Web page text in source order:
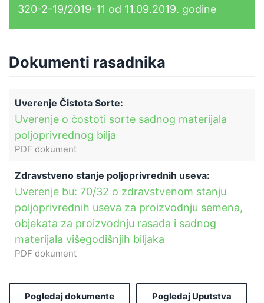
320-2-19/2019-11 od 11.09.2019. godine
Dokumenti rasadnika
Uverenje Čistota Sorte:
Uverenje o čostoti sorte sadnog materijala
poljoprivrednog bilja
PDF dokument
Zdravstveno stanje poljoprivrednih useva:
Uverenje bu: 70/32 o zdravstvenom stanju
poljoprivrednih useva za proizvodnju semena,
objekata za proizvodnju rasada i sadnog
materijala višegodišnjih biljaka
PDF dokument
Pogledaj dokumente Pogledaj Uputstva